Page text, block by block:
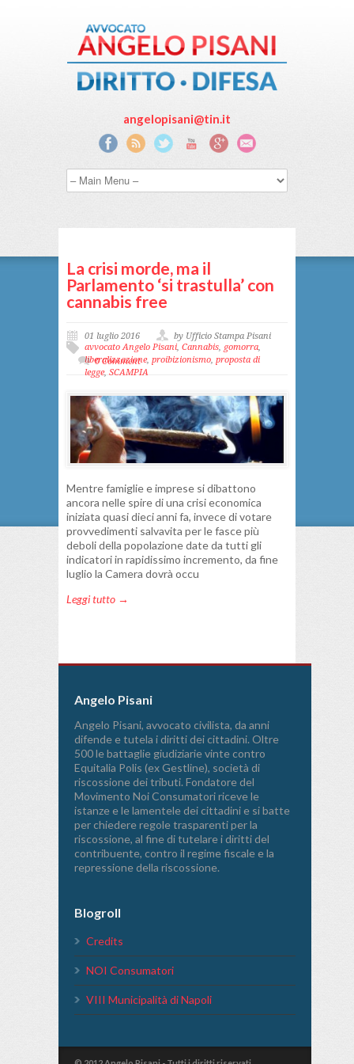
angelopisani@tin.it
La crisi morde, ma il
Parlamento ‘si trastulla’ con
cannabis free
01 luglio 2016
by Ufficio Stampa Pisani
avvocato Angelo Pisani, Cannabis, gomorra,
liberalizzazione, proibizionismo, proposta di
legge, SCAMPIA
0 Comment
Mentre famiglie e imprese si dibattono
ancora nelle spire di una crisi economica
iniziata quasi dieci anni fa, invece di votare
provvedimenti salvavita per le fasce più
deboli della popolazione date da tutti gli
indicatori in rapidissimo incremento, da fine
luglio la Camera dovrà occu
Leggi tutto →
Angelo Pisani
Angelo Pisani, avvocato civilista, da anni
difende e tutela i diritti dei cittadini. Oltre
500 le battaglie giudiziarie vinte contro
Equitalia Polis (ex Gestline), società di
riscossione dei tributi. Fondatore del
Movimento Noi Consumatori riceve le
istanze e le lamentele dei cittadini e si batte
per chiedere regole trasparenti per la
riscossione, al fine di tutelare i diritti del
contribuente, contro il regime fiscale e la
repressione della riscossione.
Blogroll
Credits
NOI Consumatori
VIII Municipalità di Napoli